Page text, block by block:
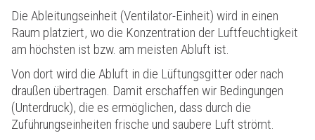
Die Ableitungseinheit (Ventilator-Einheit) wird in einen
Raum platziert, wo die Konzentration der Luftfeuchtigkeit
am höchsten ist bzw. am meisten Abluft ist.
Von dort wird die Abluft in die Lüftungsgitter oder nach
draußen übertragen. Damit erschaffen wir Bedingungen
(Unterdruck), die es ermöglichen, dass durch die
Zuführungseinheiten frische und saubere Luft strömt.